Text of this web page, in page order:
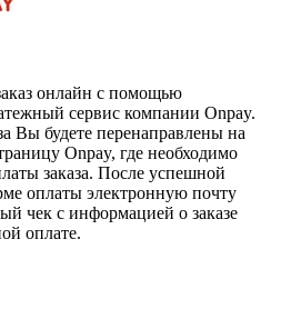
онлайн с помощью
сервис компании Onpay.
Вы будете перенаправлены на
Onpay, где необходимо
заказа. После успешной
оплаты электронную почту
чек с информацией о заказе
оплате.